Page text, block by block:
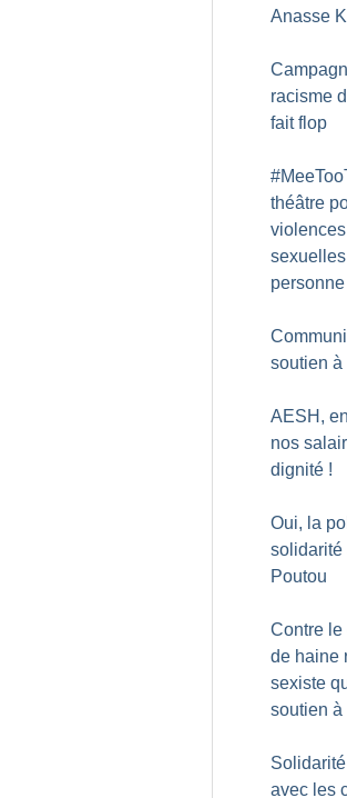
Anasse
racisme
fait flop
théâtre
personne
soutien à
AESH,
nos
dignité !
Oui, la
solidarité
Poutou
Contre le
de haine
sexiste
soutien à
avec les